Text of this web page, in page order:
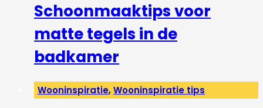
Schoonmaaktips voor
matte tegels in de
badkamer
Wooninspiratie,Wooninspiratie tips